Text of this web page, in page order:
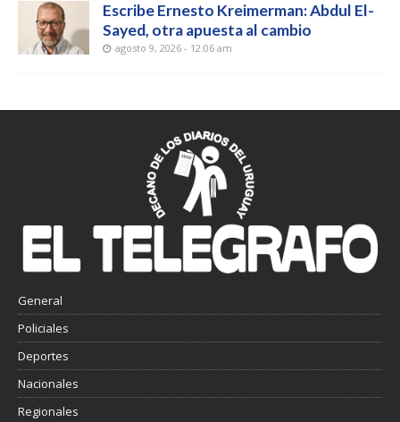
Escribe Ernesto Kreimerman: Abdul El-
Sayed, otra apuesta al cambio
agosto 9, 2026 - 12:06 am
General
Policiales
Deportes
Nacionales
Regionales